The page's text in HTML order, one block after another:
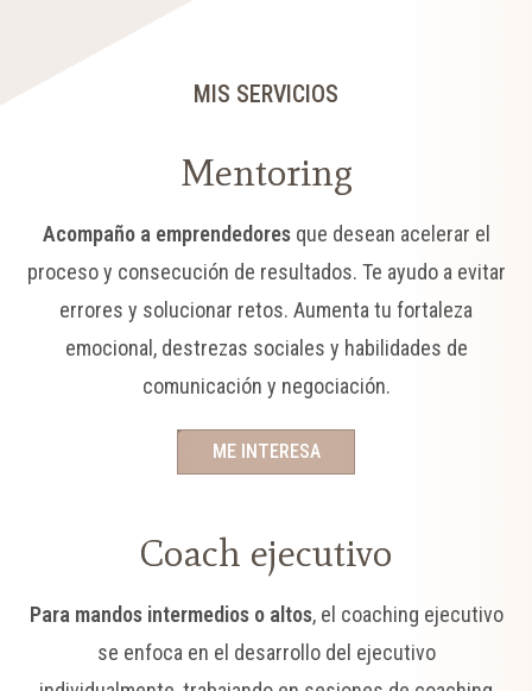
MIS SERVICIOS
Mentoring
Acompaño a emprendedoresque desean acelerar el
proceso y consecución de resultados. Te ayudo a evitar
errores y solucionar retos. Aumenta tu fortaleza
emocional, destrezas sociales y habilidades de
comunicación y negociación.
ME INTERESA
Coach ejecutivo
Para mandos intermedios o altos, el coaching ejecutivo
se enfoca en el desarrollo del ejecutivo